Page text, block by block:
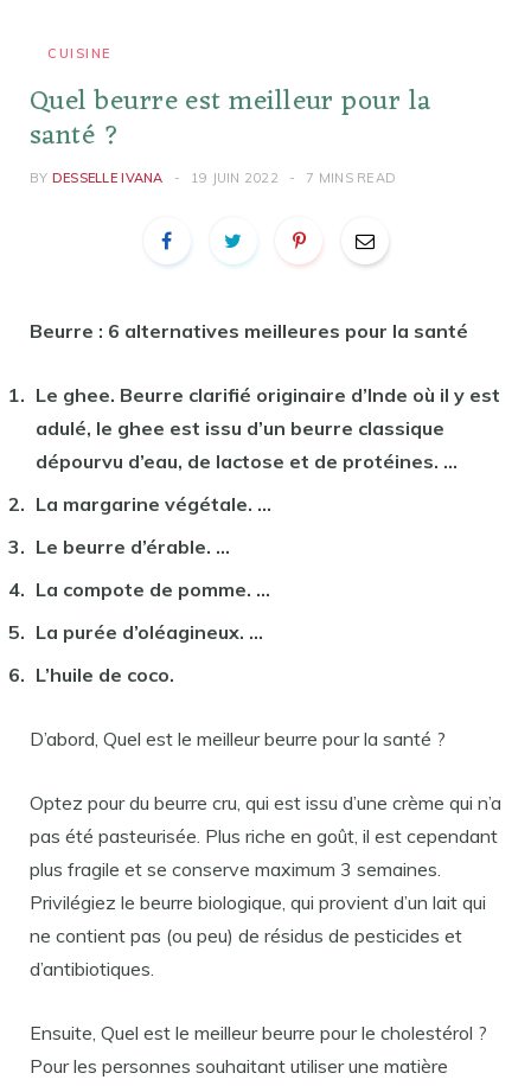
CUISINE
Quel beurre est meilleur pour la
santé ?
BY DESSELLE IVANA 19 JUIN 2022 7 MINS READ
Beurre : 6 alternatives meilleures pour la santé
Le ghee. Beurre clarifié originaire d’Inde où il y est
adulé, le ghee est issu d’un beurre classique
dépourvu d’eau, de lactose et de protéines. …
La margarine végétale. …
Le beurre d’érable. …
La compote de pomme. …
La purée d’oléagineux. …
L’huile de coco.
D’abord, Quel est le meilleur beurre pour la santé ?
Optez pour du beurre cru, qui est issu d’une crème qui n’a
pas été pasteurisée. Plus riche en goût, il est cependant
plus fragile et se conserve maximum 3 semaines.
Privilégiez le beurre biologique, qui provient d’un lait qui
ne contient pas (ou peu) de résidus de pesticides et
d’antibiotiques.
Ensuite, Quel est le meilleur beurre pour le cholestérol ?
Pour les personnes souhaitant utiliser une matière